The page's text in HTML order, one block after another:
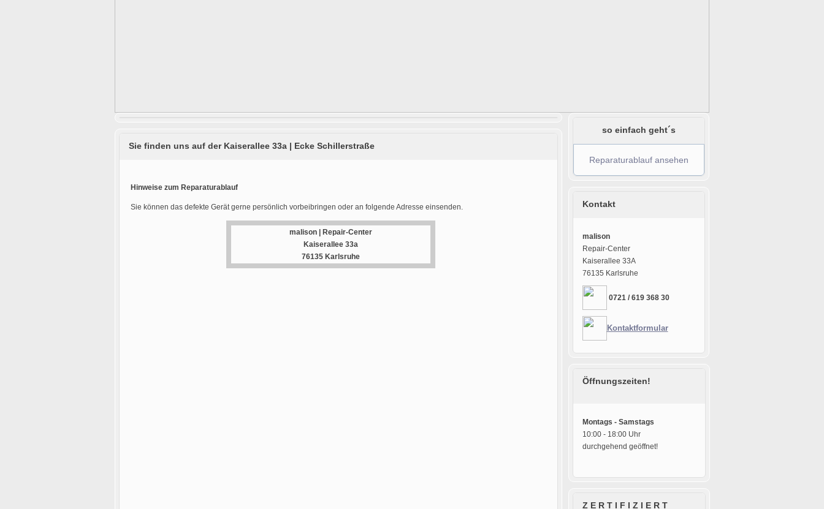
Sie finden uns auf der Kaiserallee 33a | Ecke Schillerstraße
Hinweise zum Reparaturablauf
Sie können das defekte Gerät gerne persönlich vorbeibringen oder an folgende Adresse einsenden.
malison | Repair-Center
Kaiserallee 33a
76135 Karlsruhe
so einfach geht´s
Reparaturablauf ansehen
Kontakt
malison
Repair-Center
Kaiserallee 33A
76135 Karlsruhe
0721 / 619 368 30
Kontaktformular
Öffnungszeiten!
Montags - Samstags
10:00 - 18:00 Uhr
durchgehend geöffnet!
Z E R T I F I Z I E R T